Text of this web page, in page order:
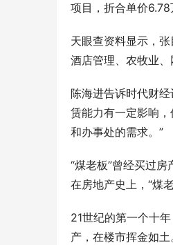
项目，折合单价6.78
天眼查资料显示，
酒店管理、农牧业、
陈海进告诉时代财
赁能力有一定影响
和办事处的需求。”
“煤老板”曾经买过房
在房地产史上，“煤
21世纪的第一个十
产，在楼市挥金如